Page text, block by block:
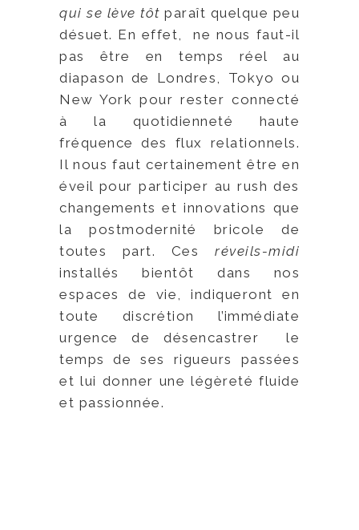
qui se lève tôt paraît quelque peu
désuet. En effet, ne nous faut-il
pas être en temps réel au
diapason de Londres, Tokyo ou
New York pour rester connecté
à la quotidienneté haute
fréquence des flux relationnels.
Il nous faut certainement être en
éveil pour participer au rush des
changements et innovations que
la postmodernité bricole de
toutes part. Ces réveils-midi
installés bientôt dans nos
espaces de vie, indiqueront en
toute discrétion l’immédiate
urgence de désencastrer le
temps de ses rigueurs passées
et lui donner une légèreté fluide
et passionnée.